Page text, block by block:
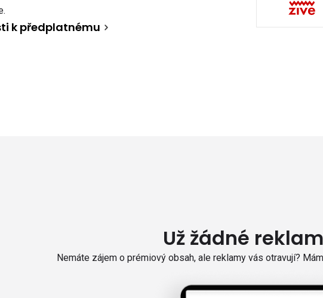
k předplatnému
Už žádné
Nemáte zájem o prémiový obsah, ale reklamy vás otravují?